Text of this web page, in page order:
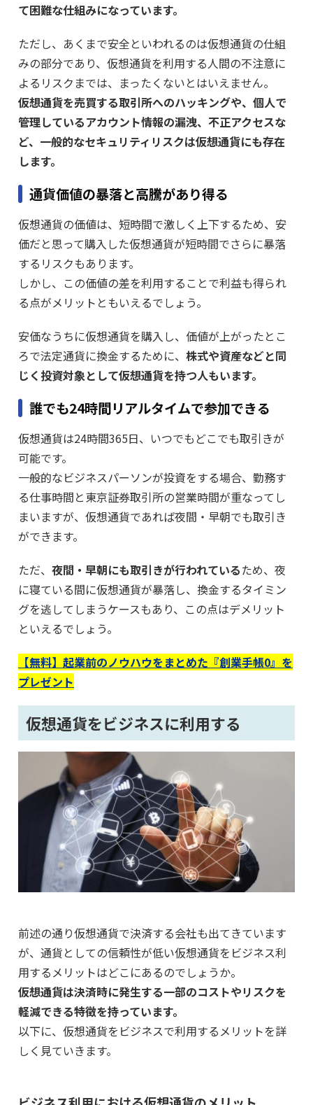
て困難な仕組みになっています。
ただし、あくまで安全といわれるのは仮想通貨の仕組
みの部分であり、仮想通貨を利用する人間の不注意に
よるリスクまでは、まったくないとはいえません。
仮想通貨を売買する取引所へのハッキングや、個人で
管理しているアカウント情報の漏洩、不正アクセスな
ど、一般的なセキュリティリスクは仮想通貨にも存在
します。
通貨価値の暴落と高騰があり得る
仮想通貨の価値は、短時間で激しく上下するため、安
価だと思って購入した仮想通貨が短時間でさらに暴落
するリスクもあります。
しかし、この価値の差を利用することで利益も得られ
る点がメリットともいえるでしょう。
安価なうちに仮想通貨を購入し、価値が上がったとこ
ろで法定通貨に換金するために、 株式や資産などと同
じく投資対象として仮想通貨を持つ人もいます。
誰でも24時間リアルタイムで参加できる
仮想通貨は24時間365日、いつでもどこでも取引きが
可能です。
一般的なビジネスパーソンが投資をする場合、勤務す
る仕事時間と東京証券取引所の営業時間が重なってし
まいますが、仮想通貨であれば夜間・早朝でも取引き
ができます。
ただ、 夜間・早朝にも取引きが行われているため、夜
に寝ている間に仮想通貨が暴落し、換金するタイミン
グを逃してしまうケースもあり、この点はデメリット
といえるでしょう。
【無料】起業前のノウハウをまとめた『創業手帳0』を
プレゼント
仮想通貨をビジネスに利用する
前述の通り仮想通貨で決済する会社も出てきています
が、通貨としての信頼性が低い仮想通貨をビジネス利
用するメリットはどこにあるのでしょうか。
仮想通貨は決済時に発生する一部のコストやリスクを
軽減できる特徴を持っています。
以下に、仮想通貨をビジネスで利用するメリットを詳
しく見ていきます。